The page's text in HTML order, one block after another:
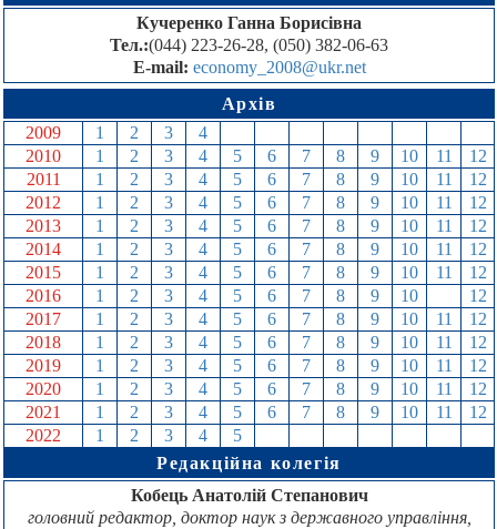
Кучеренко Ганна Борисівна
Тел.:(044) 223-26-28, (050) 382-06-63
E-mail: economy_2008@ukr.net
Архів
2009
1 2 3 4
2010
1 2 3 4 5 6 7 8 9 10 11
12
2011
1 2 3 4 5 6 7 8 9 10 11
12
2012
1 2 3 4 5 6 7 8 9 10 11
12
2013
1 2 3 4 5 6 7 8 9 10 11
12
2014
1 2 3 4 5 6 7 8 9 10 11
12
2015
1 2 3 4 5 6 7 8 9 10 11
12
2016
1 2 3 4 5 6 7 8 9 10
12
2017
1 2 3 4 5 6 7 8 9 10 11
12
2018
1 2 3 4 5 6 7 8 9 10 11
12
2019
1 2 3 4 5 6 7 8 9 10 11
12
2020
1 2 3 4 5 6 7 8 9 10 11
12
2021
1 2 3 4 5 6 7 8 9 10 11
12
2022
1 2 3 4 5
Редакційна колегія
Кобець Анатолій Степанович
головний редактор, доктор наук з державного управління,